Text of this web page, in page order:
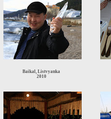
Baikal, Listvyanka
2010